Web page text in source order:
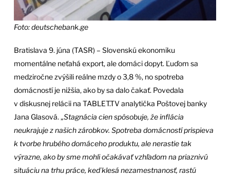
Foto: deutschebank.ge
Bratislava 9. júna (TASR) – Slovenskú ekonomiku
momentálne neťahá export, ale domáci dopyt. Ľuďom sa
medziročne zvýšili reálne mzdy o 3,8 %, no spotreba
domácností je nižšia, ako by sa dalo čakať. Povedala
v diskusnej relácii na TABLET.TV analytička Poštovej banky
Jana Glasová. „Stagnácia cien spôsobuje, že inflácia
neukrajuje z našich zárobkov. Spotreba domácností prispieva
k tvorbe hrubého domáceho produktu, ale nerastie tak
výrazne, ako by sme mohli očakávať vzhľadom na priaznivú
situáciu na trhu práce, keď klesá nezamestnanosť, rastú